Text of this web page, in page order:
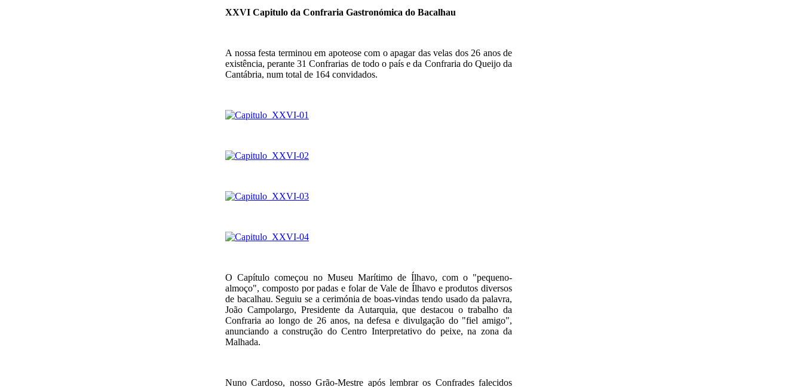
XXVI Capitulo da Confraria Gastronómica do Bacalhau
A nossa festa terminou em apoteose com o apagar das velas dos 26 anos de
existência, perante 31 Confrarias de todo o país e da Confraria do Queijo da
Cantábria, num total de 164 convidados.
O Capítulo começou no Museu Marítimo de Ílhavo, com o "pequeno-
almoço", composto por padas e folar de Vale de Ílhavo e produtos diversos
de bacalhau. Seguiu se a cerimónia de boas-vindas tendo usado da palavra,
João Campolargo, Presidente da Autarquia, que destacou o trabalho da
Confraria ao longo de 26 anos, na defesa e divulgação do "fiel amigo",
anunciando a construção do Centro Interpretativo do peixe, na zona da
Malhada.
Nuno Cardoso, nosso Grão-Mestre após lembrar os Confrades falecidos